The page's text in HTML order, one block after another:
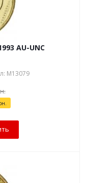
AU-UNC
М13079